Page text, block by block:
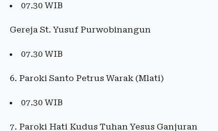
07.30 WIB
Gereja St. Yusuf Purwobinangun
07.30 WIB
6. Paroki Santo Petrus Warak (Mlati)
07.30 WIB
7. Paroki Hati Kudus Tuhan Yesus Ganjuran